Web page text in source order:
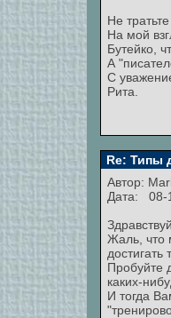
Не
На мой
Бутейко,
А
С
Рита.
Re: Типы
Автор:
Дата: 08-
Жаль, что
Пробуйте
каких-
И тогда